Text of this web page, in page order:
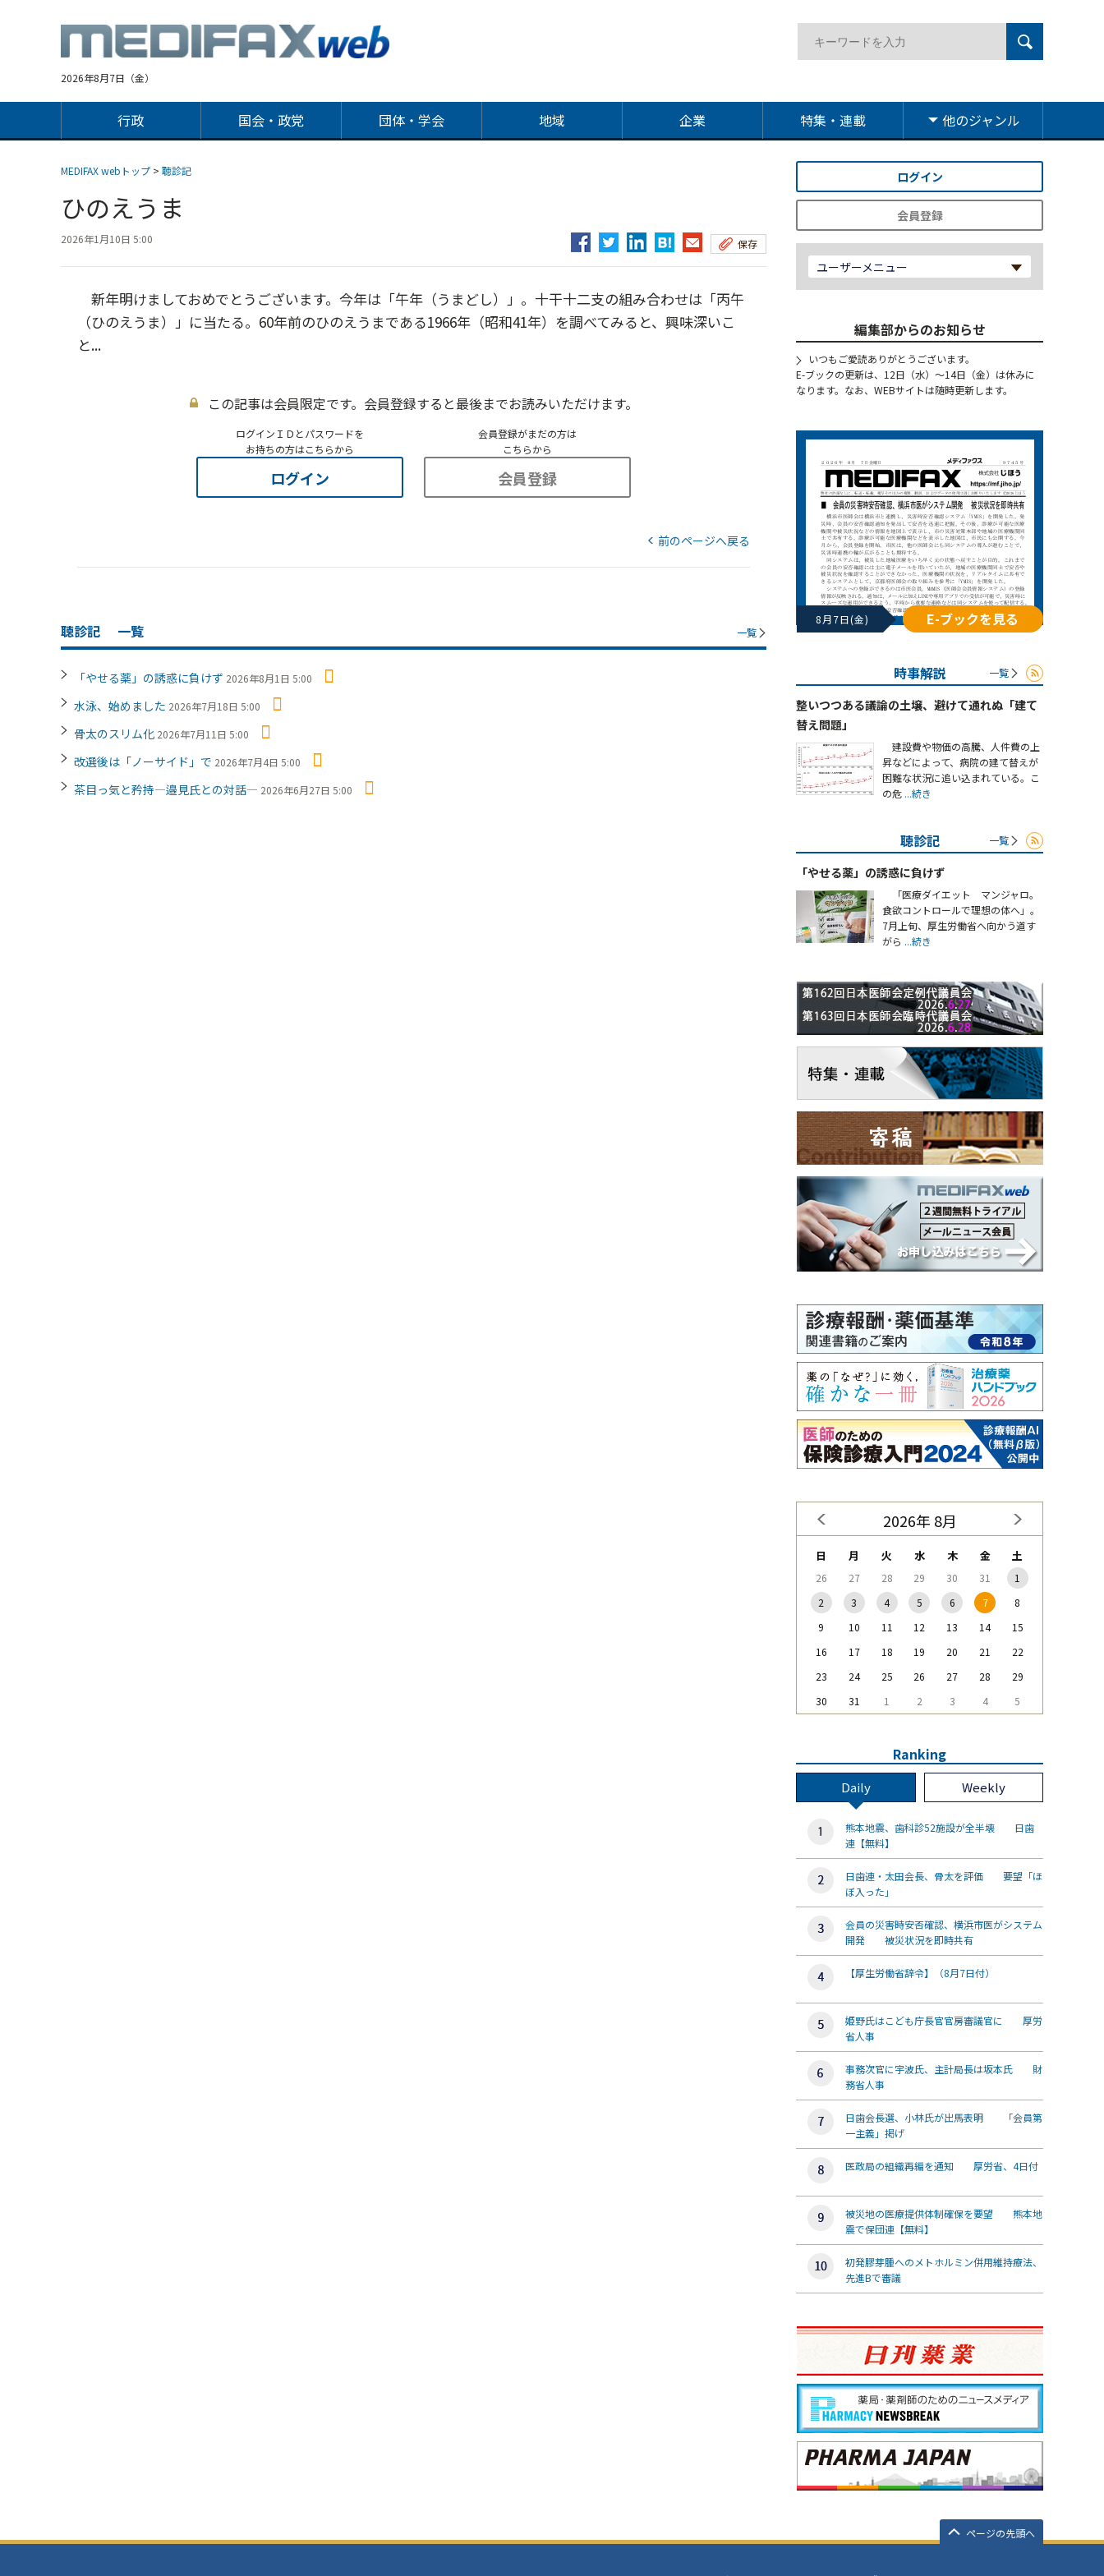
2026年8月7日（金）
行政 国会・政党 団体・学会 地域 企業 特集・連載 他のジャンル
MEDIFAX webトップ > 聴診記
ひのえうま
2026年1月10日 5:00 保存
新年明けましておめでとうございます。今年は「午年（うまどし）」。十干十二支の組み合わせは「丙午
（ひのえうま）」に当たる。60年前のひのえうまである1966年（昭和41年）を調べてみると、興味深いこ
と...
この記事は会員限定です。会員登録すると最後までお読みいただけます。
ログインＩＤとパスワードを
お持ちの方はこちらから
ログイン
会員登録がまだの方は
こちらから
会員登録
前のページへ戻る
聴診記 一覧 一覧
「やせる薬」の誘惑に負けず 2026年8月1日 5:00
水泳、始めました 2026年7月18日 5:00
骨太のスリム化 2026年7月11日 5:00
改選後は「ノーサイド」で 2026年7月4日 5:00
茶目っ気と矜持―邉見氏との対話― 2026年6月27日 5:00
ログイン
会員登録
ユーザーメニュー
編集部からのお知らせ
いつもご愛読ありがとうございます。
E-ブックの更新は、12日（水）～14日（金）は休みに
なります。なお、WEBサイトは随時更新します。
8月7日(金) E-ブックを見る
時事解説 一覧
整いつつある議論の土壌、避けて通れぬ「建て
替え問題」
建設費や物価の高騰、人件費の上
昇などによって、病院の建て替えが
困難な状況に追い込まれている。こ
の危 ...続き
聴診記 一覧
「やせる薬」の誘惑に負けず
「医療ダイエット マンジャロ。
食欲コントロールで理想の体へ」。
7月上旬、厚生労働省へ向かう道す
がら ...続き
2026年 8月
日 月 火 水 木 金 土
26 27 28 29 30 31
1
2
3 4 5 6 7
8
9
10 11 12 13 14
15
16
17 18 19 20 21
22
23
24 25 26 27 28
29
30
31 1 2 3 4 5
Ranking
Daily Weekly
熊本地震、歯科診52施設が全半壊 日歯
連【無料】
日歯連・太田会長、骨太を評価 要望「ほ
ぼ入った」
会員の災害時安否確認、横浜市医がシステム
開発 被災状況を即時共有
【厚生労働省辞令】（8月7日付）
姫野氏はこども庁長官官房審議官に 厚労
省人事
事務次官に宇波氏、主計局長は坂本氏 財
務省人事
日歯会長選、小林氏が出馬表明 「会員第
一主義」掲げ
医政局の組織再編を通知 厚労省、4日付
被災地の医療提供体制確保を要望 熊本地
震で保団連【無料】
初発膠芽腫へのメトホルミン併用維持療法、
先進Bで審議
ページの先頭へ